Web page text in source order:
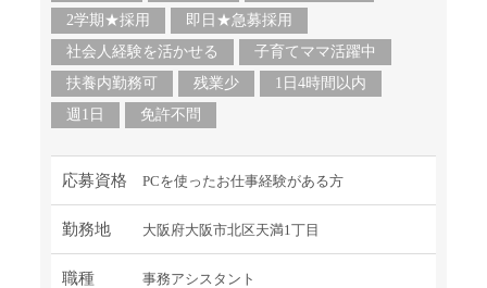
2学期★採用
即日★急募採用
社会人経験を活かせる
子育てママ活躍中
扶養内勤務可
残業少
1日4時間以内
週1日
免許不問
応募資格 PCを使ったお仕事経験がある方
勤務地 大阪府大阪市北区天満1丁目
職種 事務アシスタント